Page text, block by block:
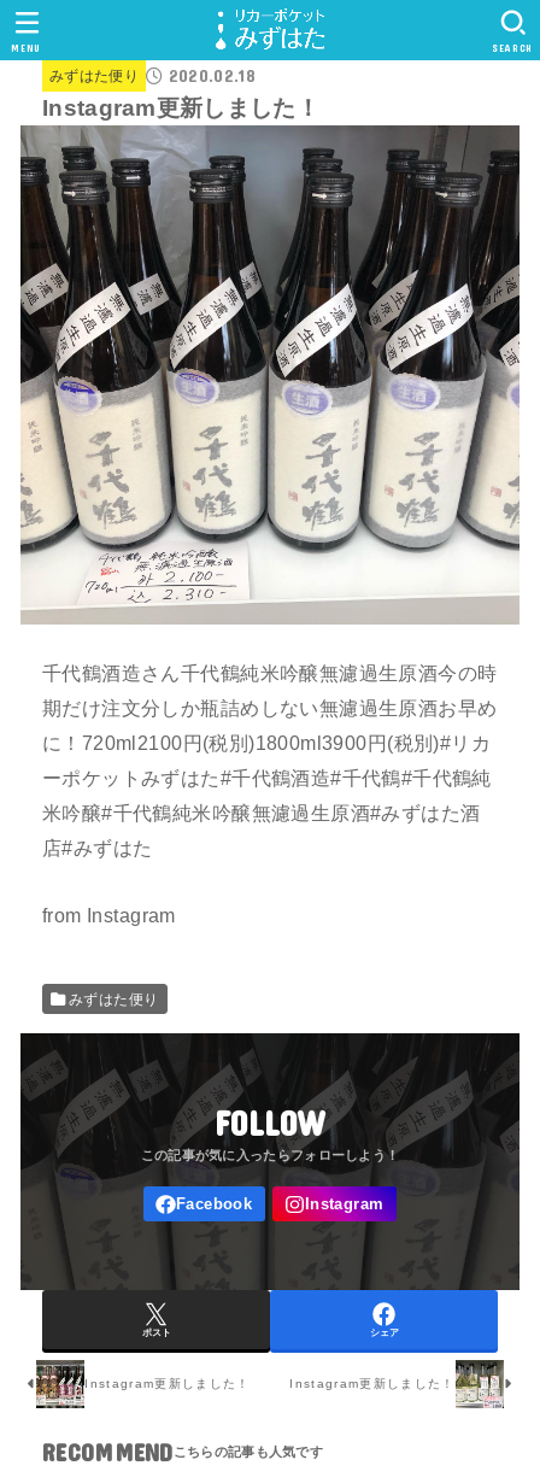
SEARCH
MENU
みずはた便り 2020.02.18
Instagram更新しました！
千代鶴酒造さん千代鶴純米吟醸無濾過生原酒今の時
期だけ注文分しか瓶詰めしない無濾過生原酒お早め
に！720ml2100円(税別)1800ml3900円(税別)#リカ
ーポケットみずはた#千代鶴酒造#千代鶴#千代鶴純
米吟醸#千代鶴純米吟醸無濾過生原酒#みずはた酒
店#みずはた
from Instagram
みずはた便り
FOLLOW
ポスト シェア
Instagram更新しました！ Instagram更新しました！
RECOMMEND